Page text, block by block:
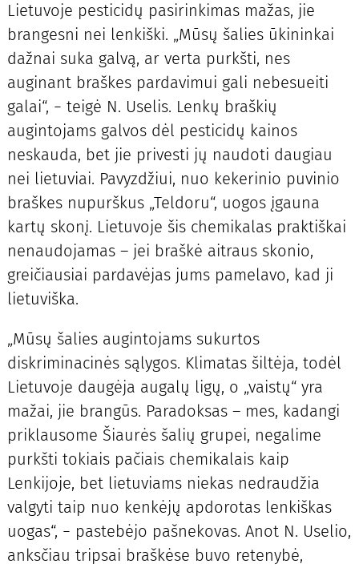
Lietuvoje pesticidų pasirinkimas mažas, jie
brangesni nei lenkiški. „Mūsų šalies ūkininkai
dažnai suka galvą, ar verta purkšti, nes
auginant braškes pardavimui gali nebesueiti
galai“, − teigė N. Uselis. Lenkų braškių
augintojams galvos dėl pesticidų kainos
neskauda, bet jie privesti jų naudoti daugiau
nei lietuviai. Pavyzdžiui, nuo kekerinio puvinio
braškes nupurškus „Teldoru“, uogos įgauna
kartų skonį. Lietuvoje šis chemikalas praktiškai
nenaudojamas – jei braškė aitraus skonio,
greičiausiai pardavėjas jums pamelavo, kad ji
lietuviška.
„Mūsų šalies augintojams sukurtos
diskriminacinės sąlygos. Klimatas šiltėja, todėl
Lietuvoje daugėja augalų ligų, o „vaistų“ yra
mažai, jie brangūs. Paradoksas – mes, kadangi
priklausome Šiaurės šalių grupei, negalime
purkšti tokiais pačiais chemikalais kaip
Lenkijoje, bet lietuviams niekas nedraudžia
valgyti taip nuo kenkėjų apdorotas lenkiškas
uogas“, − pastebėjo pašnekovas. Anot N. Uselio,
anksčiau tripsai braškėse buvo retenybė,